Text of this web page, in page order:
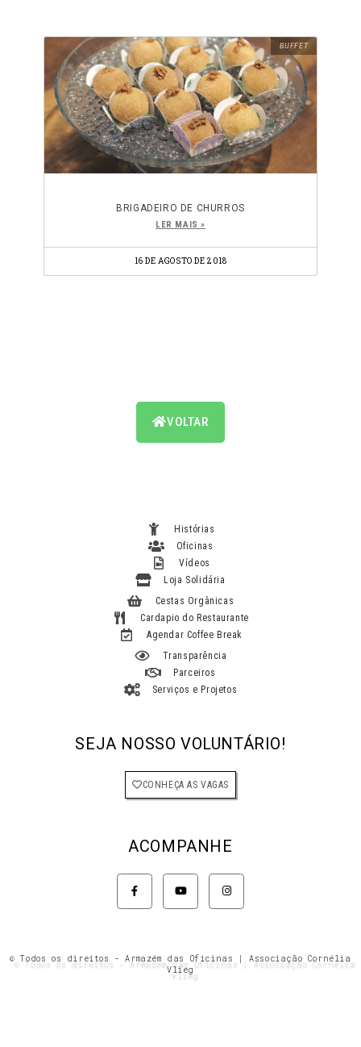
BUFFET
BRIGADEIRO DE CHURROS
LER MAIS »
16 DE AGOSTO DE 2018
VOLTAR
Histórias
Oficinas
Vídeos
Loja Solidária
Cestas Orgânicas
Cardapio do Restaurante
Agendar Coffee Break
Transparência
Parceiros
Serviços e Projetos
SEJA NOSSO VOLUNTÁRIO!
CONHEÇA AS VAGAS
ACOMPANHE
F
a
c
e
-
Y
o
u
t
I
n
s
t
m
© Todos os direitos - Armazém das Oficinas | Associação Cornélia
Vlieg